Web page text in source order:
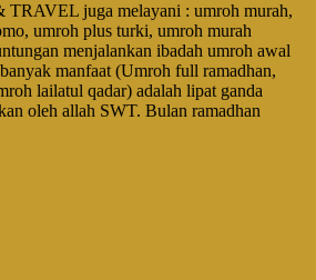
juga melayani : umroh murah,
umroh plus turki, umroh murah
menjalankan ibadah umroh awal
manfaat (Umroh full ramadhan,
lailatul qadar) adalah lipat ganda
oleh allah SWT. Bulan ramadhan